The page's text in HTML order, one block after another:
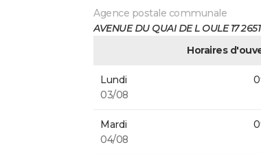
Agence postale communale
AVENUE DU QUAI DE L OULE 17
Horaires
Lundi
03/08
Mardi
04/08